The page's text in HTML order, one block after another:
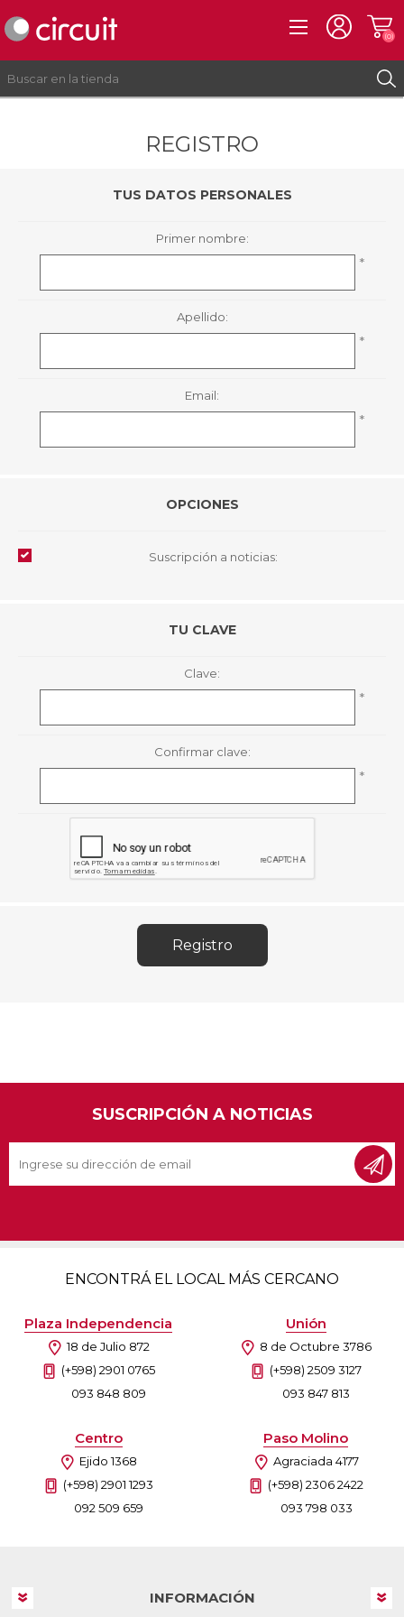
(0)
REGISTRO
TUS DATOS PERSONALES
Primer nombre:
*
Apellido:
*
Email:
*
OPCIONES
Suscripción a noticias:
TU CLAVE
Clave:
*
Confirmar clave:
*
SUSCRIPCIÓN A NOTICIAS
ENCONTRÁ EL LOCAL MÁS CERCANO
Plaza Independencia
18 de Julio 872
(+598) 2901 0765
093 848 809
Unión
8 de Octubre 3786
(+598) 2509 3127
093 847 813
Centro
Ejido 1368
(+598) 2901 1293
092 509 659
Paso Molino
Agraciada 4177
(+598) 2306 2422
093 798 033
INFORMACIÓN